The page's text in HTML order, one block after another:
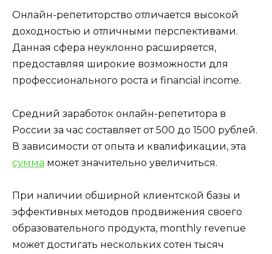
Онлайн-репетиторство отличается высокой
доходностью и отличными перспективами.
Данная сфера неуклонно расширяется,
предоставляя широкие возможности для
профессионального роста и financial income.
Средний заработок онлайн-репетитора в
России за час составляет от 500 до 1500 рублей.
В зависимости от опыта и квалификации, эта
сумма может значительно увеличиться.
При наличии обширной клиентской базы и
эффективных методов продвижения своего
образовательного продукта, monthly revenue
может достигать нескольких сотен тысяч